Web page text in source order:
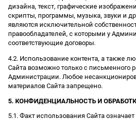
дизайна, текст, графические
скрипты, программы, музыка, звуки и
являются исключительной
правообладателей, с которыми у
соответствующие договоры.
4.2. Использование контента, а также
Сайта возможно только с письменного
Администрации. Любое
материалов Сайта запрещено.
5. КОНФИДЕНЦИАЛЬНОСТЬ И
5.1. Факт использования Сайта